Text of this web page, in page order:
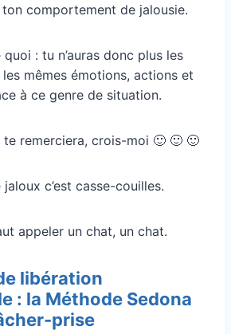
comportement de jalousie.
: tu n’auras donc plus les
les mêmes émotions, actions et
à ce genre de situation.
te remerciera, crois-moi 🙂 🙂 🙂
jaloux c’est casse-couilles.
appeler un chat, un chat.
libération
: la Méthode Sedona
prise